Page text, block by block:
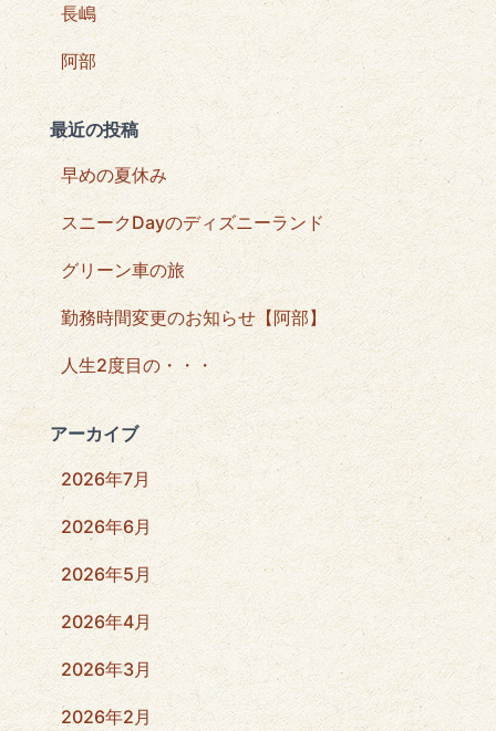
長嶋
阿部
最近の投稿
早めの夏休み
スニークDayのディズニーランド
グリーン車の旅
勤務時間変更のお知らせ【阿部】
人生2度目の・・・
アーカイブ
2026年7月
2026年6月
2026年5月
2026年4月
2026年3月
2026年2月